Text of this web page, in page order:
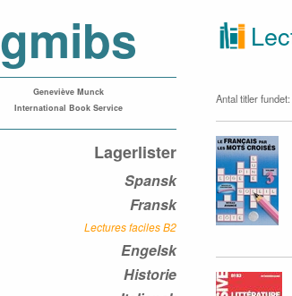
gmibs
Geneviève Munck
International Book Service
Lagerlister
Spansk
Fransk
Lectures faciles B2
Engelsk
Historie
Antal titler